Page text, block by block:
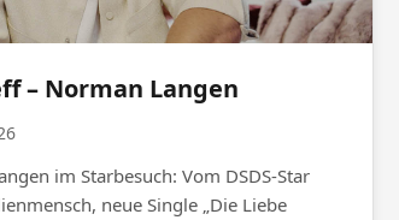
– Norman Langen
im Starbesuch: Vom DSDS-Star
neue Single „Die Liebe